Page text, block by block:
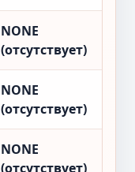
NONE
(отсутствует)
NONE
(отсутствует)
NONE
(отсутствует)